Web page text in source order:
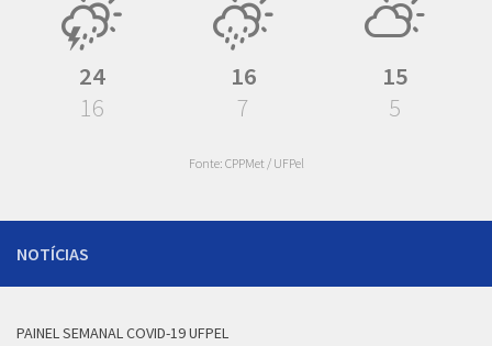
24
16
16
7
15
5
Fonte: CPPMet / UFPel
NOTÍCIAS
PAINEL SEMANAL COVID-19 UFPEL